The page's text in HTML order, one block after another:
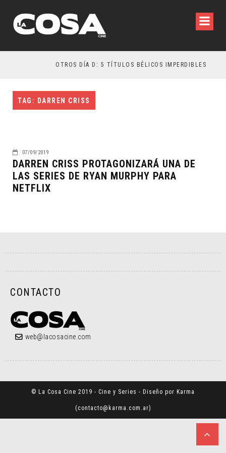
OTROS DÍA D: 5 TÍTULOS BÉLICOS IMPERDIBLES
TAG: DARREN CRISS
07/09/2019
DARREN CRISS PROTAGONIZARÁ UNA DE
LAS SERIES DE RYAN MURPHY PARA
NETFLIX
CONTACTO
web@lacosacine.com
© La Cosa Cine 2019 - Cine y Series - Diseño por Karma
(contacto@karma.com.ar)